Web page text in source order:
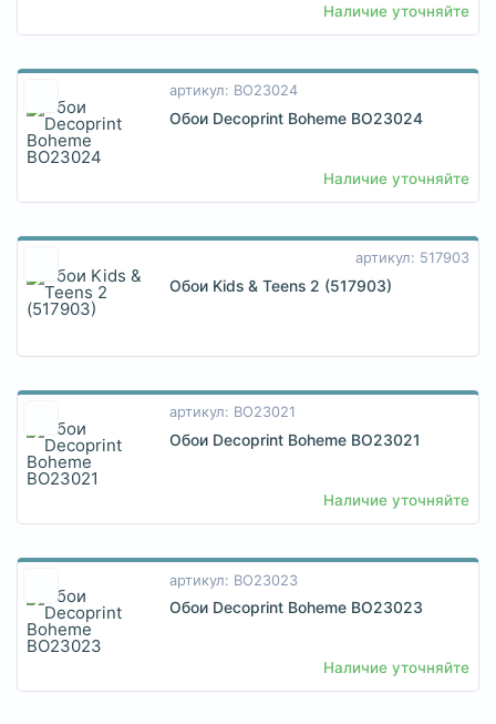
Наличие уточняйте
артикул: BO23024
Обои Decoprint Boheme BO23024
Наличие уточняйте
артикул: 517903
Обои Kids & Teens 2 (517903)
артикул: BO23021
Обои Decoprint Boheme BO23021
Наличие уточняйте
артикул: BO23023
Обои Decoprint Boheme BO23023
Наличие уточняйте